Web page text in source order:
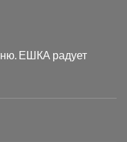
ЕШКА радует